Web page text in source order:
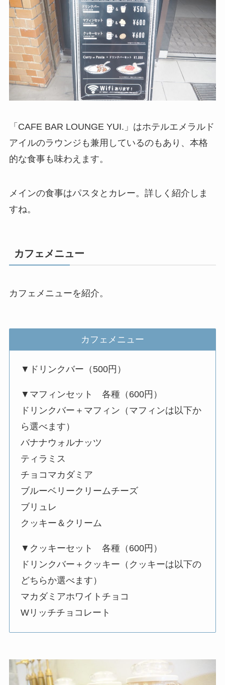
「CAFE BAR LOUNGE YUI.」はホテルエメラルド
アイルのラウンジも兼用しているのもあり、本格
的な食事も味わえます。
メインの食事はパスタとカレー。詳しく紹介しま
すね。
カフェメニュー
カフェメニューを紹介。
カフェメニュー
▼ドリンクバー（500円）
▼マフィンセット 各種（600円）
ドリンクバー＋マフィン（マフィンは以下か
ら選べます）
バナナウォルナッツ
ティラミス
チョコマカダミア
ブルーベリークリームチーズ
ブリュレ
クッキー＆クリーム
▼クッキーセット 各種（600円）
ドリンクバー＋クッキー（クッキーは以下の
どちらか選べます）
マカダミアホワイトチョコ
Wリッチチョコレート